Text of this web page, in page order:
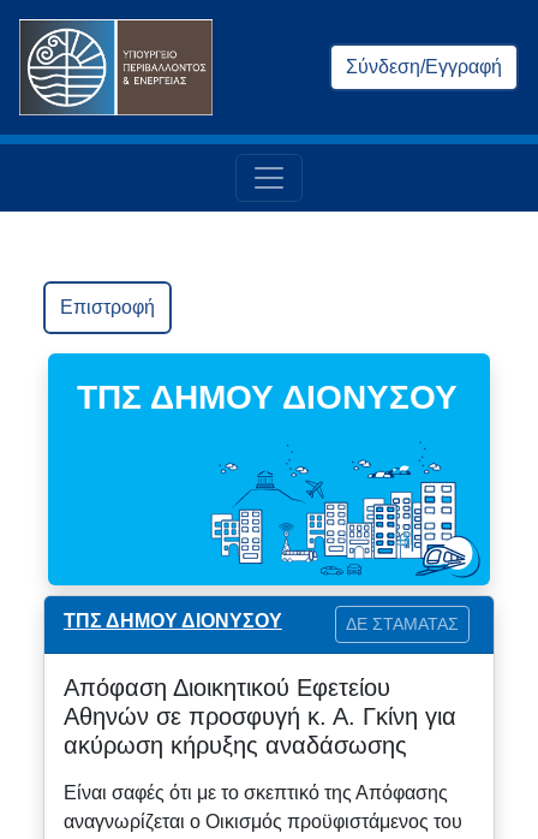
Σύνδεση/Εγγραφή
Επιστροφή
ΤΠΣ ΔΗΜΟΥ ΔΙΟΝΥΣΟΥ
ΤΠΣ ΔΗΜΟΥ ΔΙΟΝΥΣΟΥ ΔΕ ΣΤΑΜΑΤΑΣ
Απόφαση Διοικητικού Εφετείου
Αθηνών σε προσφυγή κ. Α. Γκίνη για
ακύρωση κήρυξης αναδάσωσης
Είναι σαφές ότι με το σκεπτικό της Απόφασης
αναγνωρίζεται ο Οικισμός προϋφιστάμενος του